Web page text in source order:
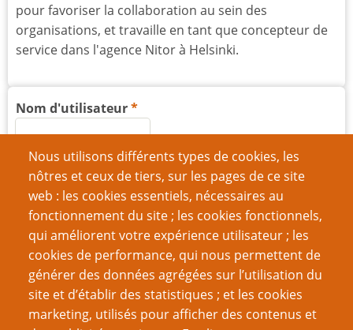
Nous utilisons différents types de cookies, les
nôtres et ceux de tiers, sur les pages de ce site
web : les cookies essentiels, nécessaires au
fonctionnement du site ; les cookies fonctionnels,
qui améliorent votre expérience utilisateur ; les
cookies de performance, qui nous permettent de
générer des données agrégées sur l’utilisation du
site et d’établir des statistiques ; et les cookies
marketing, utilisés pour afficher des contenus et
pour favoriser la collaboration au sein des
organisations, et travaille en tant que concepteur de
service dans l'agence Nitor à Helsinki.
Nom d'utilisateur
Mot de passe
Créer un nouveau compte
Réinitialiser votre mot de passe